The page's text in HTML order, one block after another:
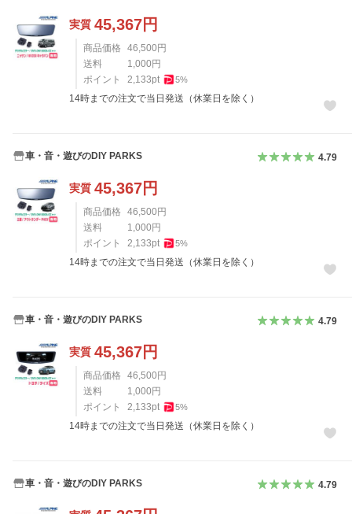
実質 45,367円
商品価格 46,500円
送料
1,000円
ポイント
2,133pt 5%
14時までの注文で当日発送（休業日を除く）
車・音・遊びのDIY PARKS 4.79
実質 45,367円
商品価格 46,500円
送料
1,000円
ポイント
2,133pt 5%
14時までの注文で当日発送（休業日を除く）
車・音・遊びのDIY PARKS 4.79
実質 45,367円
商品価格 46,500円
送料
1,000円
ポイント
2,133pt 5%
14時までの注文で当日発送（休業日を除く）
車・音・遊びのDIY PARKS 4.79